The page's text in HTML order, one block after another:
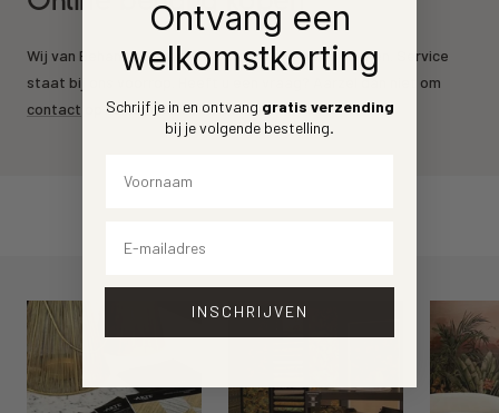
Wij van Behang.nl leveren de mooiste behang merken. Service
staat bij ons voorrop. Heeft u een vraag? Aarzel dan niet om
contact op te nemen.
Ontvang een
welkomstkorting
Schrijf je in en ontvang gratis verzending
bij je volgende bestelling.
INSCHRIJVEN